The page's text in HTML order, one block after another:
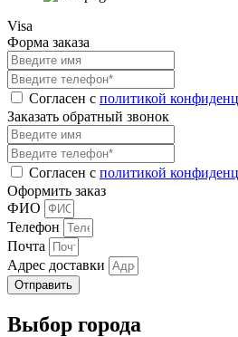
Visa
Форма заказа
Согласен с политикой
Заказать обратный звонок
Согласен с политикой
Оформить заказ
ФИО
Телефон
Почта
Адрес доставки
Отправить
Выбор города